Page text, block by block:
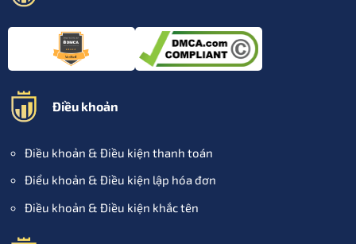
Điều khoản
Điều khoản & Điều kiện thanh toán
Điểu khoản & Điều kiện lập hóa đơn
Điều khoản & Điều kiện khắc tên